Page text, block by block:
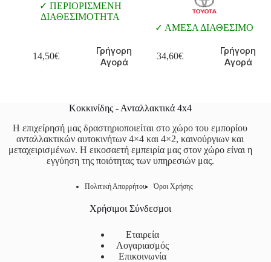
ΠΕΡΙΟΡΙΣΜΕΝΗ
ΔΙΑΘΕΣΙΜΟΤΗΤΑ
14,50€
Γρήγορη
Αγορά
ΑΜΕΣΑ ΔΙΑΘΕΣΙΜΟ
34,60€
Γρήγορη
Αγορά
Κοκκινίδης - Ανταλλακτικά 4x4
Η επιχείρησή μας δραστηριοποιείται στο χώρο του εμπορίου
ανταλλακτικών αυτοκινήτων 4×4 και 4×2, καινούργιων και
μεταχειρισμένων. Η εικοσαετή εμπειρία μας στον χώρο είναι η
εγγύηση της ποιότητας των υπηρεσιών μας.
Πολιτική Απορρήτου Όροι Χρήσης
Χρήσιμοι Σύνδεσμοι
Εταιρεία
Λογαριασμός
Επικοινωνία